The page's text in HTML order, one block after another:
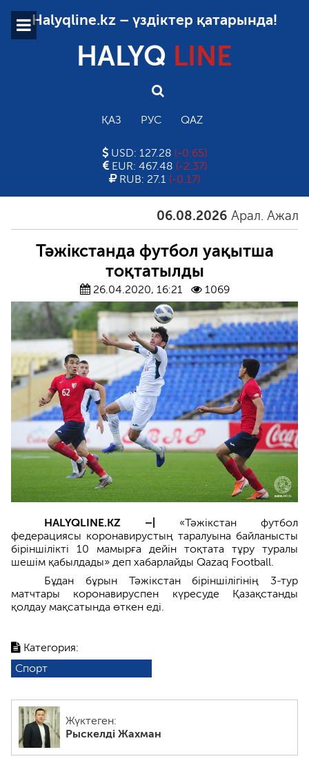
Halyqline.kz – үздіктер қатарында!
HALYQ LINE
ҚАЗ РУС QAZ
USD: 127.28 (-0.65)
EUR: 467.48 (-2.37)
RUB: 27.1 (-0.17)
06.08.2026 Арал. Ажал.
Категория:
Спорт
Жүктеген:
Рыскелді Жахман
Тәжікстанда футбол уақытша
тоқтатылды
26.04.2020, 16:21 1069
HALYQLINE.KZ –| «Тәжікстан футбол
федерациясы коронавирустың таралуына байланысты
біріншілікті 10 мамырға дейін тоқтата тұру туралы
шешім қабылдады» деп хабарлайды Qazaq Football.
Бұдан бұрын Тәжікстан біріншілігінің 3-тур
матчтары коронавируспен күресуде Қазақстанды
қолдау мақсатында өткен еді.